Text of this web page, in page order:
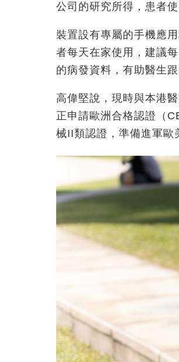
公司的研究所得，患者
裝置設有專屬的手機應
者每天在家使用，建議
的病發資料，有助醫生跟
高偉堅說，現時與本港
正申請歐洲合格認證（
械II類認證，準備進軍歐